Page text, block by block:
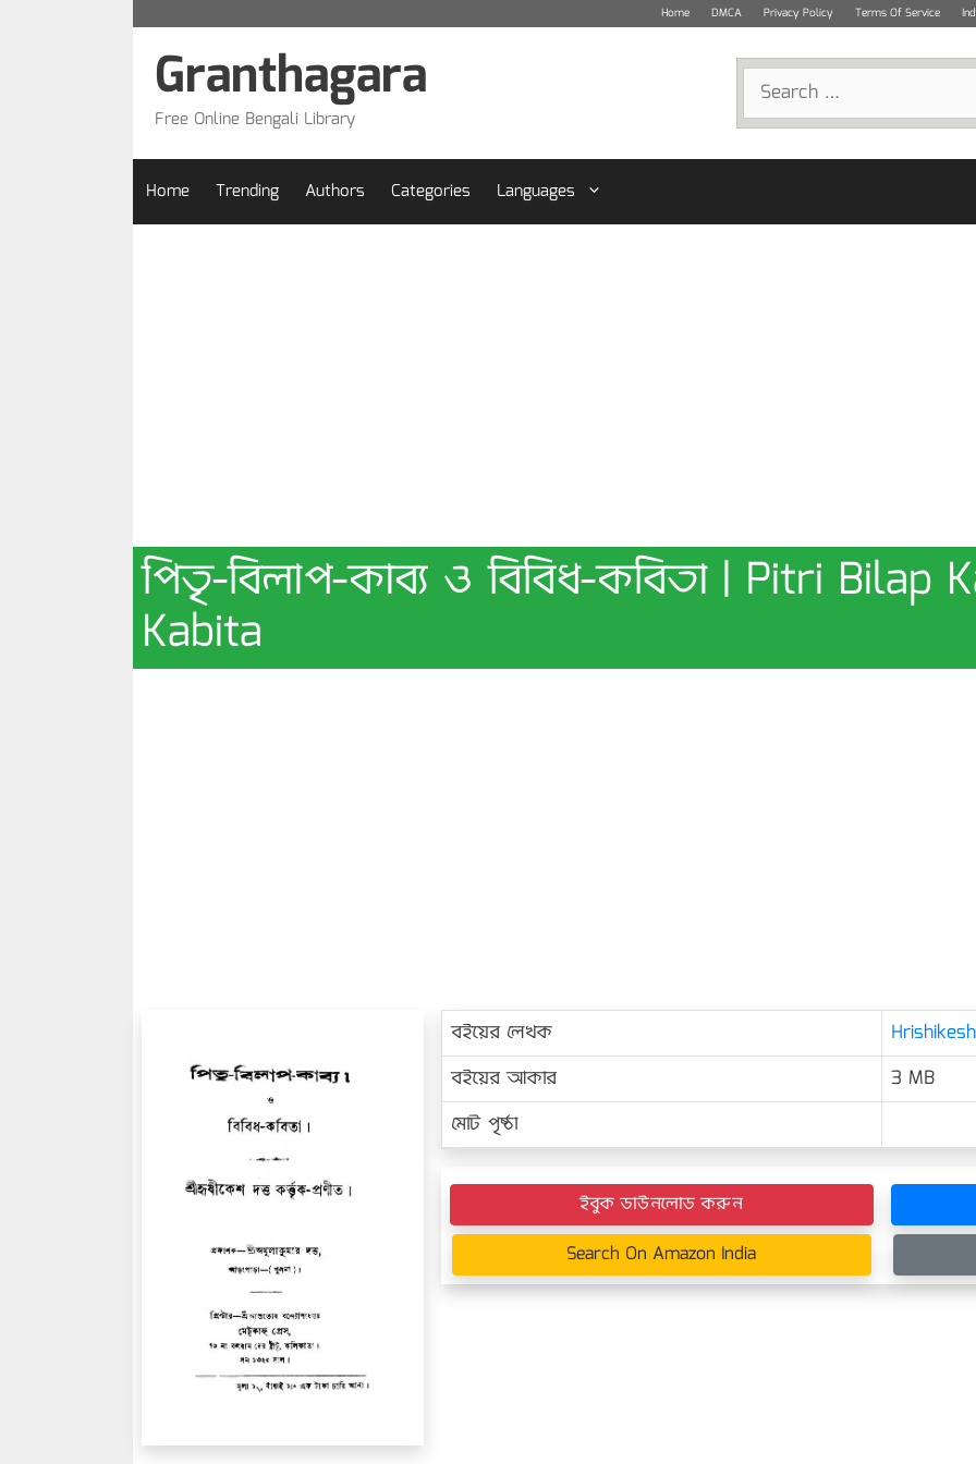
Home DMCA Privacy Policy Terms Of Service
Search
for:
Granthagara
Free Online Bengali Library
Home Trending Authors Categories Languages
পিতৃ-বিলাপ-কাব্য ও বিবিধ-কবিতা | Pitri Bilap
Kabita
বইয়ের লেখক
বইয়ের আকার
3 MB
মোট পৃষ্ঠা
ইবুক ডাউনলোড করুন
Search On Amazon India